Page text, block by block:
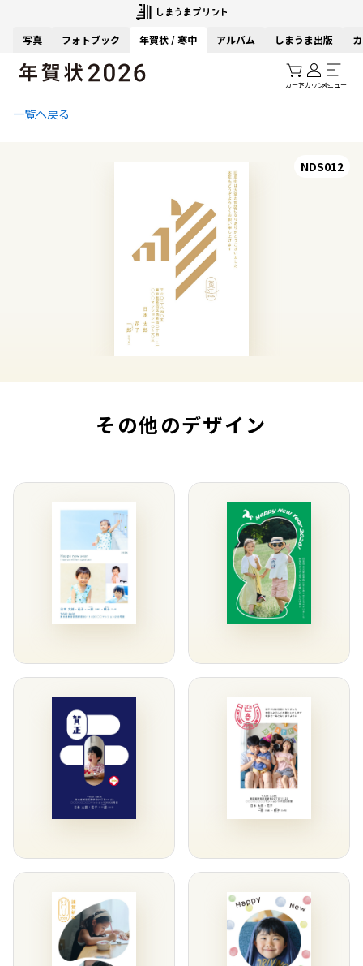
写真 フォトブック 年賀状 / 寒中 アルバム しまうま出版
カートアカウントメニュー
一覧へ戻る
NDS012
その他のデザイン